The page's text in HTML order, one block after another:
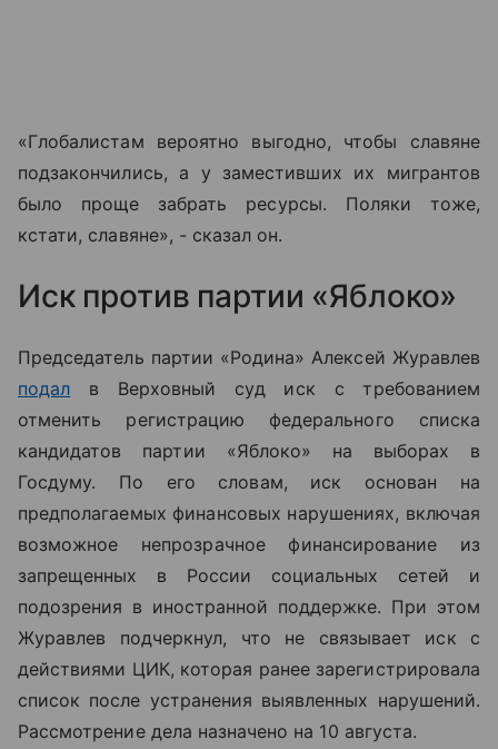
«Глобалистам вероятно выгодно, чтобы славяне
подзакончились, а у заместивших их мигрантов
было проще забрать ресурсы. Поляки тоже,
кстати, славяне», - сказал он.
Иск против партии «Яблоко»
Председатель партии «Родина» Алексей Журавлев
подал в Верховный суд иск с требованием
отменить регистрацию федерального списка
кандидатов партии «Яблоко» на выборах в
Госдуму. По его словам, иск основан на
предполагаемых финансовых нарушениях, включая
возможное непрозрачное финансирование из
запрещенных в России социальных сетей и
подозрения в иностранной поддержке. При этом
Журавлев подчеркнул, что не связывает иск с
действиями ЦИК, которая ранее зарегистрировала
список после устранения выявленных нарушений.
Рассмотрение дела назначено на 10 августа.